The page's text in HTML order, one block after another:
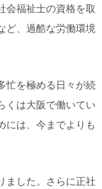
会福祉士の資格を取
ど、過酷な労働環境
忙を極める日々が続
くは大阪で働いてい
には、今までよりも
ました。さらに正社